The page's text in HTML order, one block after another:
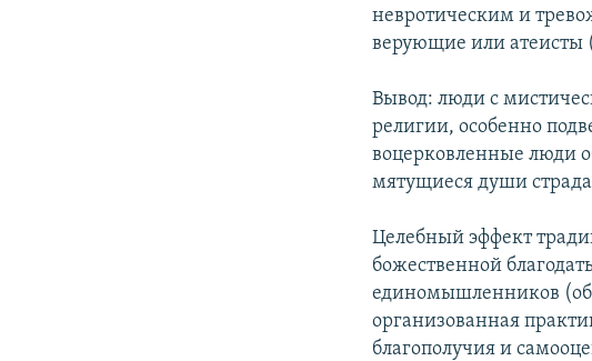
невротическим и
верующие или атеисты
Вывод: люди с
религии, особенно
воцерковленные люди
мятущиеся души
Целебный эффект
божественной
единомышленников
организованная
благополучия и